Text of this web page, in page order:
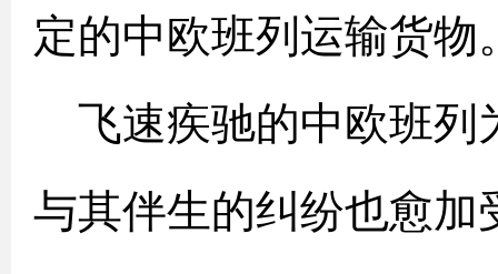
定的中欧班列运输货物
飞速疾驰的中欧班列
与其伴生的纠纷也愈加